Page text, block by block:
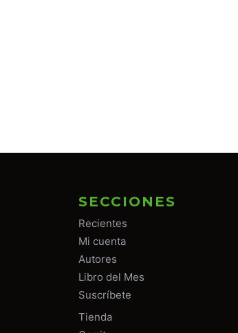
SECCIONES
Recientes
Mi cuenta
Autores
Libro del Mes
Suscríbete
Tienda